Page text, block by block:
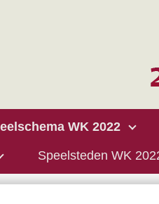
WK 2022
Speelsteden WK